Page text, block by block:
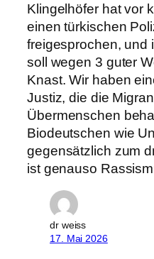
Klingelhöfer hat vor
einen türkischen
freigesprochen, und
soll wegen 3 guter
Knast. Wir haben
Justiz, die die
Übermenschen
Biodeutschen wie
gegensätzlich zum
ist genauso
dr weiss
17. Mai 2026